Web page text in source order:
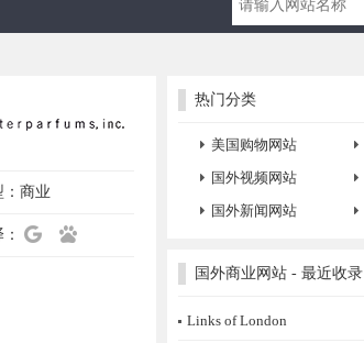
商业
热门分类
美国购物网站
国外视频网站
国外新闻网站
国外商业网站 - 最近收录
Links of London